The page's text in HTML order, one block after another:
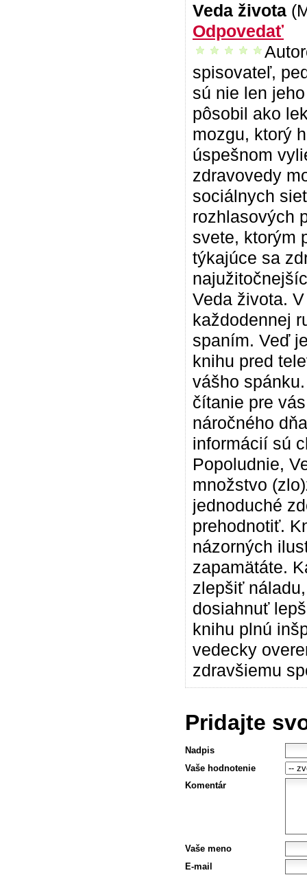
Veda života
Odpovedať
vrelo odporúčam
spisovateľ,
sú nie len
pôsobil ako
mozgu, ktorý
úspešnom
zdravovedy
sociálnych
rozhlasových
svete, ktorým
týkajúce sa
Veda života.
každodennej
spaním. Veď
knihu pred
vášho
čítanie pre
náročného
informácií sú
Popoludnie,
množstvo
jednoduché
prehodnotiť.
názorných
zapamätáte.
zlepšiť
dosiahnuť
knihu plnú
vedecky
zdravšiemu
Pridajte
Nadpis
Vaše hodnotenie
Komentár
Vaše meno
E-mail